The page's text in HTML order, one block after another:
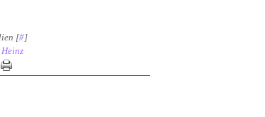
[#]
Heinz